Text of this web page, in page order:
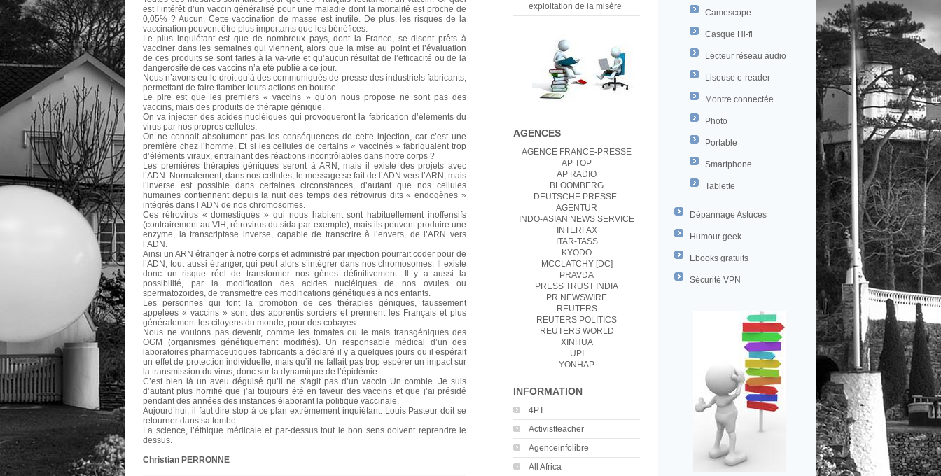
Camescope
Casque Hi-fi
Lecteur réseau audio
Liseuse e-reader
Montre connectée
Photo
Portable
Smartphone
Tablette
Dépannage Astuces
Humour geek
Ebooks gratuits
Sécurité VPN
exploitation de la misère
AGENCES
AGENCE FRANCE-PRESSE
AP TOP
AP RADIO
BLOOMBERG
DEUTSCHE PRESSE-
AGENTUR
INDO-ASIAN NEWS SERVICE
INTERFAX
ITAR-TASS
KYODO
MCCLATCHY [DC]
PRAVDA
PRESS TRUST INDIA
PR NEWSWIRE
REUTERS
REUTERS POLITICS
REUTERS WORLD
XINHUA
UPI
YONHAP
INFORMATION
4PT
Activistteacher
Agenceinfolibre
All Africa
est l’intérêt d’un vaccin généralisé pour une maladie dont la mortalité est proche de
0,05% ? Aucun. Cette vaccination de masse est inutile. De plus, les risques de la
vaccination peuvent être plus importants que les bénéfices.
Le plus inquiétant est que de nombreux pays, dont la France, se disent prêts à
vacciner dans les semaines qui viennent, alors que la mise au point et l’évaluation
de ces produits se sont faites à la va-vite et qu’aucun résultat de l’efficacité ou de la
dangerosité de ces vaccins n’a été publié à ce jour.
Nous n’avons eu le droit qu’à des communiqués de presse des industriels fabricants,
permettant de faire flamber leurs actions en bourse.
Le pire est que les premiers « vaccins » qu’on nous propose ne sont pas des
vaccins, mais des produits de thérapie génique.
On va injecter des acides nucléiques qui provoqueront la fabrication d’éléments du
virus par nos propres cellules.
On ne connait absolument pas les conséquences de cette injection, car c’est une
première chez l’homme. Et si les cellules de certains « vaccinés » fabriquaient trop
d’éléments viraux, entrainant des réactions incontrôlables dans notre corps ?
Les premières thérapies géniques seront à ARN, mais il existe des projets avec
l’ADN. Normalement, dans nos cellules, le message se fait de l’ADN vers l’ARN, mais
l’inverse est possible dans certaines circonstances, d’autant que nos cellules
humaines contiennent depuis la nuit des temps des rétrovirus dits « endogènes »
intégrés dans l’ADN de nos chromosomes.
Ces rétrovirus « domestiqués » qui nous habitent sont habituellement inoffensifs
(contrairement au VIH, rétrovirus du sida par exemple), mais ils peuvent produire une
enzyme, la transcriptase inverse, capable de transcrire à l’envers, de l’ARN vers
l’ADN.
Ainsi un ARN étranger à notre corps et administré par injection pourrait coder pour de
l’ADN, tout aussi étranger, qui peut alors s’intégrer dans nos chromosomes. Il existe
donc un risque réel de transformer nos gènes définitivement. Il y a aussi la
possibilité, par la modification des acides nucléiques de nos ovules ou
spermatozoïdes, de transmettre ces modifications génétiques à nos enfants.
Les personnes qui font la promotion de ces thérapies géniques, faussement
appelées « vaccins » sont des apprentis sorciers et prennent les Français et plus
généralement les citoyens du monde, pour des cobayes.
Nous ne voulons pas devenir, comme les tomates ou le mais transgéniques des
OGM (organismes génétiquement modifiés). Un responsable médical d’un des
laboratoires pharmaceutiques fabricants a déclaré il y a quelques jours qu’il espérait
un effet de protection individuelle, mais qu’il ne fallait pas trop espérer un impact sur
la transmission du virus, donc sur la dynamique de l’épidémie.
C’est bien là un aveu déguisé qu’il ne s’agit pas d’un vaccin Un comble. Je suis
d’autant plus horrifié que j’ai toujours été en faveur des vaccins et que j’ai présidé
pendant des années des instances élaborant la politique vaccinale.
Aujourd’hui, il faut dire stop à ce plan extrêmement inquiétant. Louis Pasteur doit se
retourner dans sa tombe.
La science, l’éthique médicale et par-dessus tout le bon sens doivent reprendre le
dessus.
Christian PERRONNE